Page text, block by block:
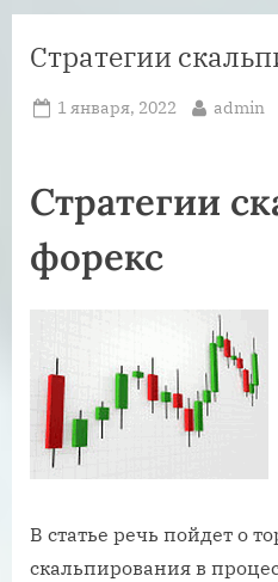
Стратегии
Posted
1 января, 2022 By
admin
Стратегии
форекс
В статье речь пойдет о
скальпирования в